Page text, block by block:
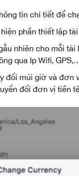
tin chi tiết để
phần thiết lập
nhiên cho mỗi
qua Ip Wifi,
đổi múi giờ và đơn
đổi đơn vị tiền